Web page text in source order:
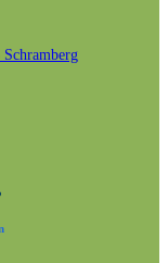
Opens in a
application
tab